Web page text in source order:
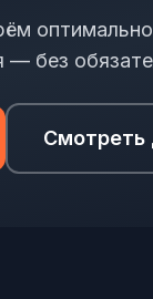
— без
Смотреть